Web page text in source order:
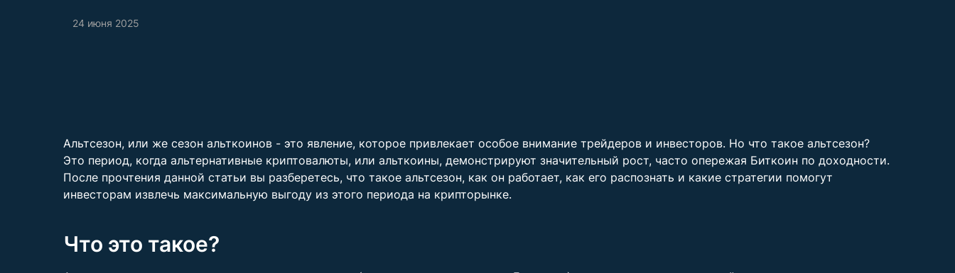
24 июня 2025
Альтсезон, или же сезон альткоинов - это явление, которое привлекает особое внимание трейдеров и инвесторов. Но что такое альтсезон?
Это период, когда альтернативные криптовалюты, или альткоины, демонстрируют значительный рост, часто опережая Биткоин по доходности.
После прочтения данной статьи вы разберетесь, что такое альтсезон, как он работает, как его распознать и какие стратегии помогут
инвесторам извлечь максимальную выгоду из этого периода на крипторынке.
Что это такое?